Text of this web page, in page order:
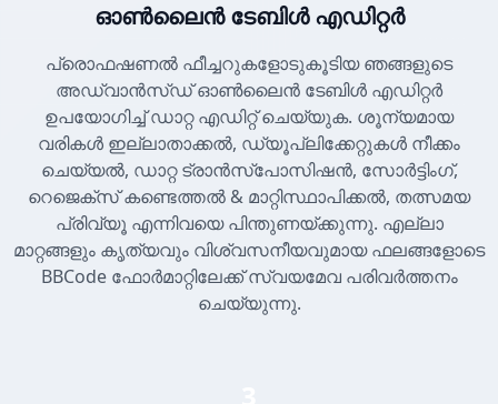
ഓൺലൈൻ ടേബിൾ എഡിറ്റർ
പ്രൊഫഷണൽ ഫീച്ചറുകളോടുകൂടിയ ഞങ്ങളുടെ
അഡ്വാൻസ്ഡ് ഓൺലൈൻ ടേബിൾ എഡിറ്റർ
ഉപയോഗിച്ച് ഡാറ്റ എഡിറ്റ് ചെയ്യുക. ശൂന്യമായ
വരികൾ ഇല്ലാതാക്കൽ, ഡ്യൂപ്ലിക്കേറ്റുകൾ നീക്കം
ചെയ്യൽ, ഡാറ്റ ട്രാൻസ്പോസിഷൻ, സോർട്ടിംഗ്,
റെജെക്സ് കണ്ടെത്തൽ & മാറ്റിസ്ഥാപിക്കൽ, തത്സമയ
പ്രിവ്യൂ എന്നിവയെ പിന്തുണയ്ക്കുന്നു. എല്ലാ
മാറ്റങ്ങളും കൃത്യവും വിശ്വസനീയവുമായ ഫലങ്ങളോടെ
BBCode ഫോർമാറ്റിലേക്ക് സ്വയമേവ പരിവർത്തനം
ചെയ്യുന്നു.